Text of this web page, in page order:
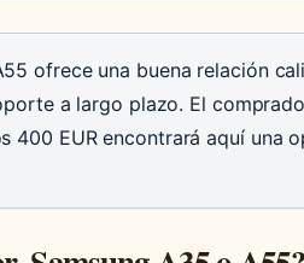
ofrece una buena relación
a largo plazo. El
400 EUR encontrará aquí una